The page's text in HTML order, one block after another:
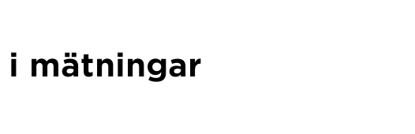
i mätningar